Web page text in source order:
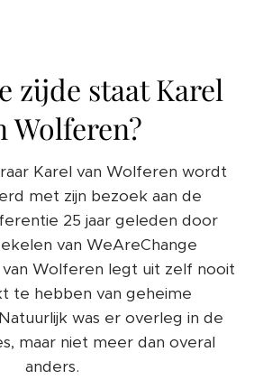
zijde staat Karel
Wolferen?
Karel van Wolferen wordt
met zijn bezoek aan de
25 jaar geleden door
van WeAreChange
Wolferen legt uit zelf nooit
te hebben van geheime
was er overleg in de
maar niet meer dan overal
anders.